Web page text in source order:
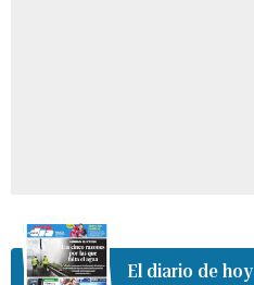
El diario de hoy